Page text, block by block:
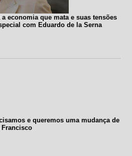
economia que mata e suas tensões
com Eduardo de la Serna
e queremos uma mudança de